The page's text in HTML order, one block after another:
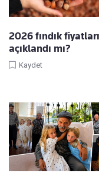
2026 fındık fiyatları
açıklandı mı?
Kaydet